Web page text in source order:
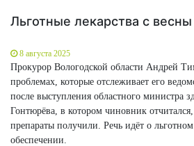
Льготные лекарства с
8 августа 2025
Прокурор Вологодской области Андрей
проблемах, которые отслеживает его
после выступления областного министра
Гонтюрёва, в котором чиновник
препараты получили. Речь идёт о
обеспечении.